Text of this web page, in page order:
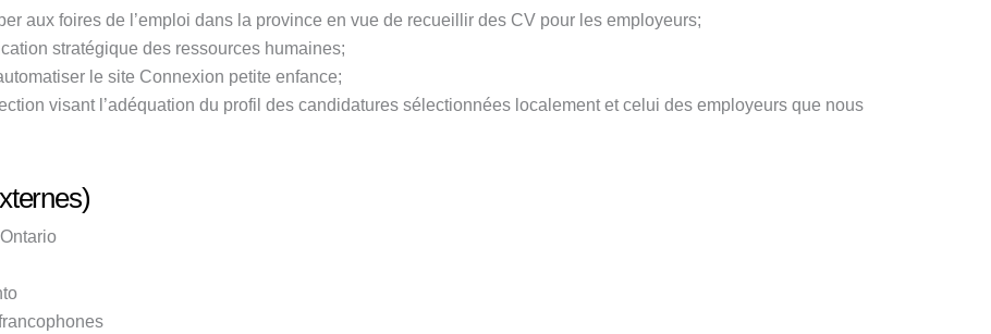
aux foires de l’emploi dans la province en vue de recueillir des CV pour les employeurs;
stratégique des ressources humaines;
le site Connexion petite enfance;
visant l’adéquation du profil des candidatures sélectionnées localement et celui des employeurs que nous